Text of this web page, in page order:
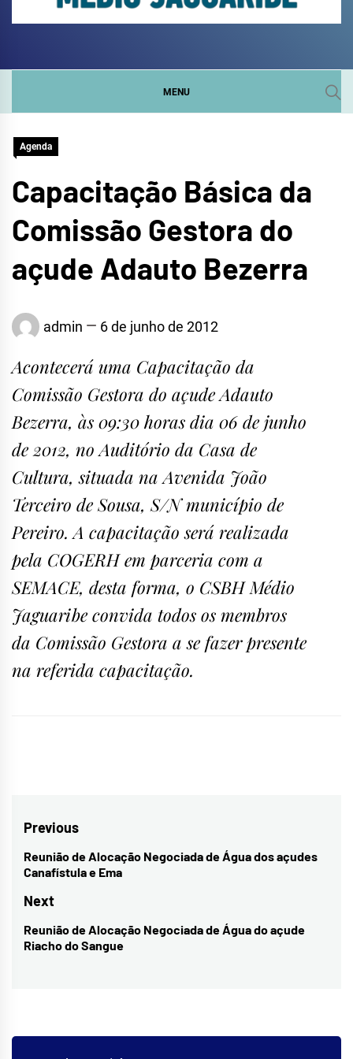
HIDROGRÁFICA DO
MÉDIO JAGUARIBE
MENU
Agenda
Capacitação Básica da
Comissão Gestora do
açude Adauto Bezerra
admin 6 de junho de 2012
Acontecerá uma Capacitação da
Comissão Gestora do açude Adauto
Bezerra, às 09:30 horas dia 06 de junho
de 2012, no Auditório da Casa de
Cultura, situada na Avenida João
Terceiro de Sousa, S/N município de
Pereiro. A capacitação será realizada
pela COGERH em parceria com a
SEMACE, desta forma, o CSBH Médio
Jaguaribe convida todos os membros
da Comissão Gestora a se fazer presente
na referida capacitação.
Navegação
de
Previous
Previous
post:
Reunião de Alocação Negociada de Água dos açudes
Canafístula e Ema
Next
Next
post:
Reunião de Alocação Negociada de Água do açude
Riacho do Sangue